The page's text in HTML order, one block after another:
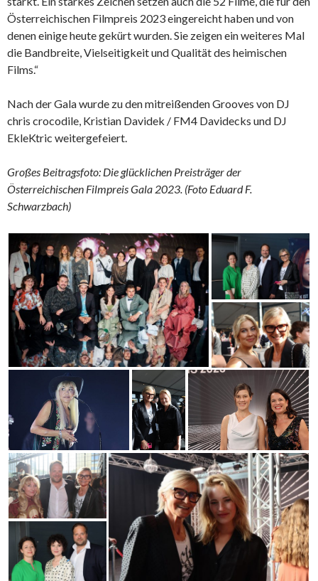
Österreichischen Filmpreis 2023 eingereicht haben und von
denen einige heute gekürt wurden. Sie zeigen ein weiteres Mal
die Bandbreite, Vielseitigkeit und Qualität des heimischen
Films.“
Nach der Gala wurde zu den mitreißenden Grooves von DJ
chris crocodile, Kristian Davidek / FM4 Davidecks und DJ
EkleKtric weitergefeiert.
Großes Beitragsfoto: Die glücklichen Preisträger der
Österreichischen Filmpreis Gala 2023. (Foto Eduard F.
Schwarzbach)